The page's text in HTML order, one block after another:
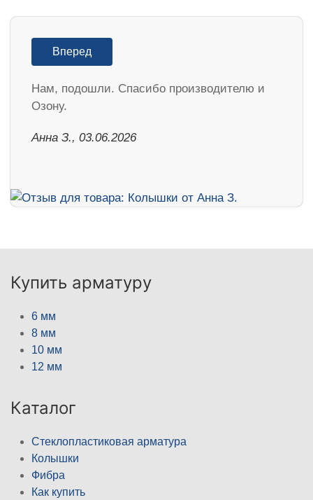
Вперед
Нам, подошли. Спасибо производителю и
Озону.
Анна З., 03.06.2026
Купить арматуру
6 мм
8 мм
10 мм
12 мм
Каталог
Стеклопластиковая арматура
Колышки
Фибра
Как купить